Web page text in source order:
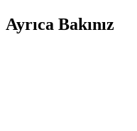
Ayrıca Bakınız